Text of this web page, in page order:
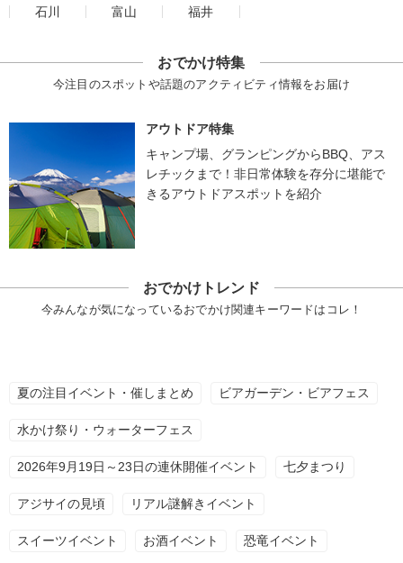
石川
富山 福井
おでかけ特集
今注目のスポットや話題のアクティビティ情報をお届け
アウトドア特集
キャンプ場、グランピングからBBQ、アス
レチックまで！非日常体験を存分に堪能で
きるアウトドアスポットを紹介
おでかけトレンド
今みんなが気になっているおでかけ関連キーワードはコレ！
夏の注目イベント・催しまとめ ビアガーデン・ビアフェス
水かけ祭り・ウォーターフェス
2026年9月19日～23日の連休開催イベント 七夕まつり
アジサイの見頃 リアル謎解きイベント
スイーツイベント お酒イベント 恐竜イベント